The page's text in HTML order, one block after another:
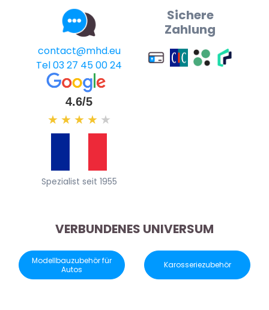
contact@mhd.eu
Tel 03 27 45 00 24
Sichere
Zahlung
4.6/5
★ ★ ★ ★ ★
Spezialist seit 1955
VERBUNDENES UNIVERSUM
Modellbauzubehör für
Autos
Karosseriezubehör